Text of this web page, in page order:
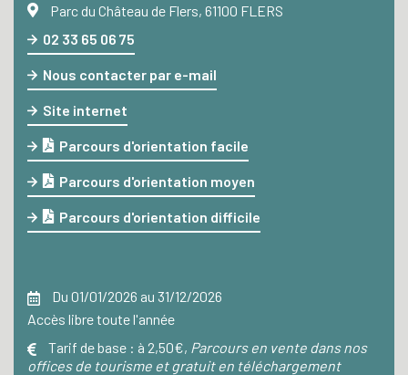
Parc du Château de Flers, 61100 FLERS
02 33 65 06 75
Nous contacter par e-mail
Site internet
Parcours d'orientation facile
Parcours d'orientation moyen
Parcours d'orientation difficile
Du 01/01/2026 au 31/12/2026
Accès libre toute l'année
Tarif de base : à 2,50€, Parcours en vente dans nos
offices de tourisme et gratuit en téléchargement